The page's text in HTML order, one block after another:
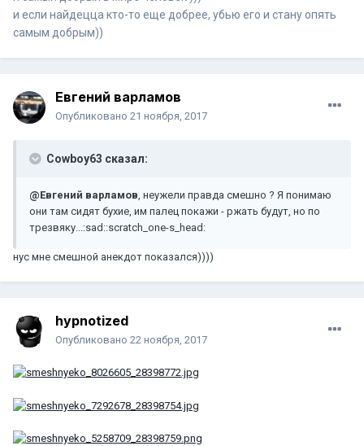
и если найдецца кто-то еще добрее, убью его и стану опять
самым добрым))
Евгений варламов
Опубликовано 21 ноября, 2017
Cowboy63 сказал:
@Евгений варламов, неужели правда смешно ? Я понимаю
они там сидят бухие, им палец покажи - ржать будут, но по
трезвяку...:sad::scratch_one-s_head:
нус мне смешной анекдот показался))))
hypnotized
Опубликовано 22 ноября, 2017